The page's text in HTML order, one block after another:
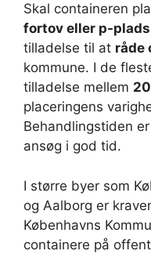
Skal containeren
fortov eller p-plads
tilladelse til at råde
kommune. I de
tilladelse mellem
placeringens
Behandlingstiden
ansøg i god tid.
I større byer som
og Aalborg er
Københavns
containere på